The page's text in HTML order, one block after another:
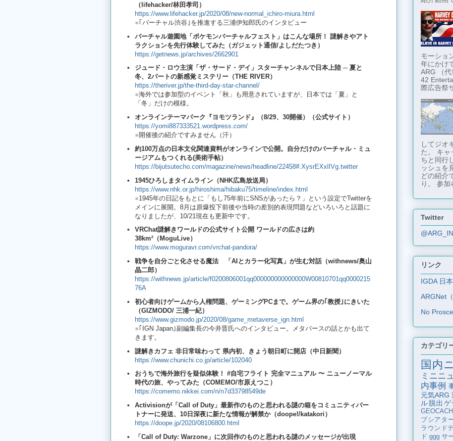
（lifehacker/林田孝司）
https://www.lifehacker.jp/2020/08/new-normal_ichiro-miura.html
※｢バーチャル渋谷｣を推進する三浦伊知郎氏のインタビュー
バーチャル遊園地「ポケモンバーチャルフェスト」はこんな場所！ 謎解きやアト
ラクションを先行体験してみた（ガジェット通信/よしだたつき）
https://getnews.jp/archives/2662901
ジュード・ロウ主演「ザ・サード・デイ」スターチャンネルで日本上陸 ─ 夏と
冬、2パートの新感覚ミステリー（THE RIVER）
https://theriver.jp/the-third-day-star-channel/
※海外では参加型のイベント「秋」も用意されていますが、日本では「夏」と
「冬」だけの模様。
オンラインテーマパーク『ヨモツランド』（8/29、30開催）（公式サイト）
https://yomi887333521.wordpress.com/
※開催後の紹介ですみません（汗）
約100万点の日本文化関連資料がオンラインで公開。自分だけのバーチャル・ミュ
ージアムもつくれる(美術手帖）
https://bijutsutecho.com/magazine/news/headline/22458#.XysrEXxlIVg.twitter
1945ひろしまタイムライン（NHK広島放送局）
https://www.nhk.or.jp/hiroshima/hibaku75/timeline/index.html
※1945年の日記をもとに「もし75年前にSNSがあったら？」という設定でTwitterを
メインに展開。8月は原爆投下前後や当時の差別的表現問題などいろいろと話題に
なりましたが、10/21現在も更新中です。
VRChat謎解きワールドの公式サイト公開 ワールドの広さは約
38km²（MoguLive）
https://www.moguravr.com/vrchat-pandora/
戦争を自分ごと化させる魔法 「AIとカラー化写真」が生む対話（withnews/奥山
晶二郎）
https://withnews.jp/article/f0200806001qq000000000000000W00810701qq0000215
76A
初心者向けゲームから人権問題、ゲーミングPCまで。ゲーム界の｢教授｣にきいた
（GIZMODO/ 三浦一紀）
https://www.gizmodo.jp/2020/08/game_metaverse_ign.html
※｢IGN Japan｣副編集長の今井晋氏へのインタビュー。メタバースの話とかも出て
きます。
謎解きカフェ 非日常味わって 県内初、きょう朝日町に開店（中日新聞）
https://www.chunichi.co.jp/article/102040
おうちで海外旅行を疑似体験！ #自宅フライト 完全マニュアル 〜 ニューノーマル
時代の旅、やってみた（COMEMO/市原えつこ）
https://comemo.nikkei.com/n/n7d33798549de
Activisionが「Call of Duty」最新作のものと思われる謎の箱をコミュニティパー
トナーに発送、10日深夜に新たな情報が解禁か（doope!/katakori）
https://doope.jp/2020/08106800.html
「Call of Duty: Warzone」に次回作のものと思われる謎のメッセージが出現
モーショ
年にかけ
ARG （
42
際広告祭
してジオ
た。 キャ
ちと同行
ッシュを
どの紹介
り。 参加
Twitter
リンク
IGDA 日本
ARGNet（
No
カテゴリ
国内
ミニニ
内事例
元気ARG
ル脱出ゲ
ブシアタ
ラウンド
ド ggg サ